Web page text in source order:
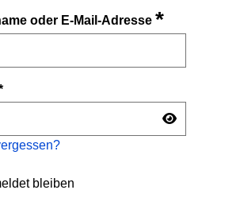
oder E-Mail-Adresse*
bleiben